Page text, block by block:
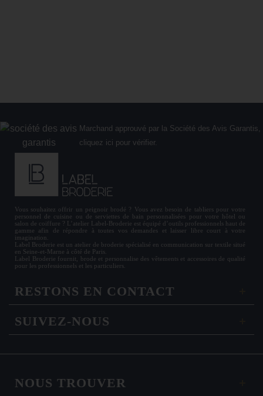
Marchand approuvé par la Société des Avis Garantis,
cliquez ici pour vérifier.
Vous souhaitez offrir un peignoir brodé ? Vous avez besoin de tabliers pour votre
personnel de cuisine ou de serviettes de bain personnalisées pour votre hôtel ou
salon de coiffure ? L’atelier Label-Broderie est équipé d’outils professionnels haut de
gamme afin de répondre à toutes vos demandes et laisser libre court à votre
imagination.
Label Broderie est un atelier de broderie spécialisé en communication sur textile situé
en Seine-et-Marne à côté de Paris.
Label Broderie fournit, brode et personnalise des vêtements et accessoires de qualité
pour les professionnels et les particuliers.
RESTONS EN CONTACT
SUIVEZ-NOUS
NOUS TROUVER